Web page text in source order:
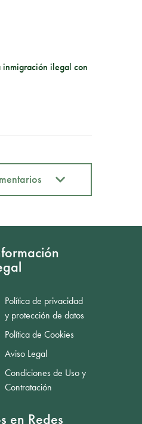
inmigración ilegal con
Política de privacidad
y protección de datos
Política de Cookies
Aviso Legal
Condiciones de Uso y
Contratación
en Redes